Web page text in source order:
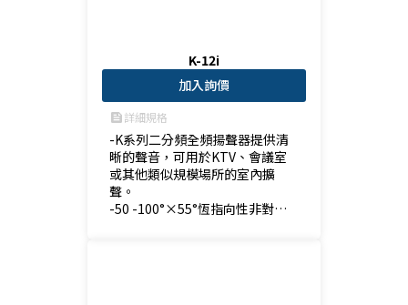
K-12i
加入詢價
feed詳細規格
-K系列二分頻全頻揚聲器提供清
晰的聲音，可用於KTV、會議室
或其他類似規模場所的室內擴
聲。
-50 -100°×55°恆指向性非對稱